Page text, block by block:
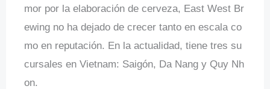
mor por la elaboración de cerveza, East West Br
ewing no ha dejado de crecer tanto en escala co
mo en reputación. En la actualidad, tiene tres su
cursales en Vietnam: Saigón, Da Nang y Quy Nh
on.